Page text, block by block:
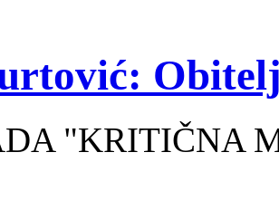
"KRITIČNA